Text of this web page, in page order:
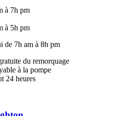
à 7h pm
à 5h pm
de 7h am à 8h pm
du remorquage
à la pompe
24 heures